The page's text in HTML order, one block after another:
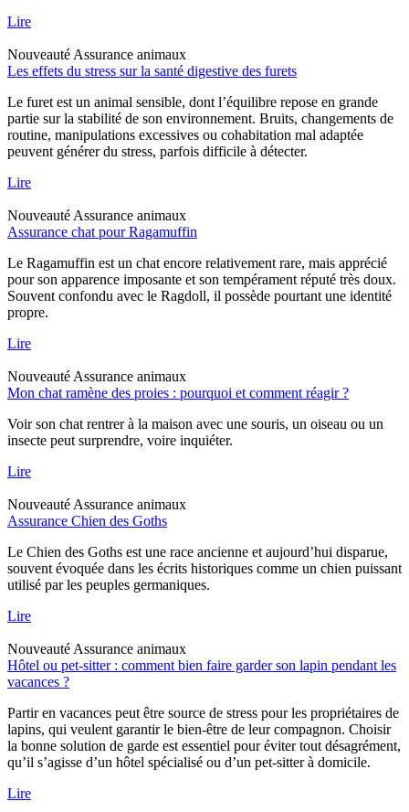
Lire
Nouveauté Assurance animaux
Les effets du stress sur la santé digestive des furets
Le furet est un animal sensible, dont l’équilibre repose en grande
partie sur la stabilité de son environnement. Bruits, changements de
routine, manipulations excessives ou cohabitation mal adaptée
peuvent générer du stress, parfois difficile à détecter.
Lire
Nouveauté Assurance animaux
Assurance chat pour Ragamuffin
Le Ragamuffin est un chat encore relativement rare, mais apprécié
pour son apparence imposante et son tempérament réputé très doux.
Souvent confondu avec le Ragdoll, il possède pourtant une identité
propre.
Lire
Nouveauté Assurance animaux
Mon chat ramène des proies : pourquoi et comment réagir ?
Voir son chat rentrer à la maison avec une souris, un oiseau ou un
insecte peut surprendre, voire inquiéter.
Lire
Nouveauté Assurance animaux
Assurance Chien des Goths
Le Chien des Goths est une race ancienne et aujourd’hui disparue,
souvent évoquée dans les écrits historiques comme un chien puissant
utilisé par les peuples germaniques.
Lire
Nouveauté Assurance animaux
Hôtel ou pet-sitter : comment bien faire garder son lapin pendant les
vacances ?
Partir en vacances peut être source de stress pour les propriétaires de
lapins, qui veulent garantir le bien-être de leur compagnon. Choisir
la bonne solution de garde est essentiel pour éviter tout désagrément,
qu’il s’agisse d’un hôtel spécialisé ou d’un pet-sitter à domicile.
Lire